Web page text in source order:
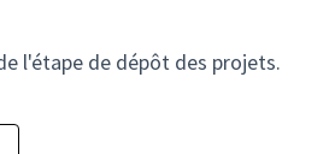
l'étape de dépôt des projets.